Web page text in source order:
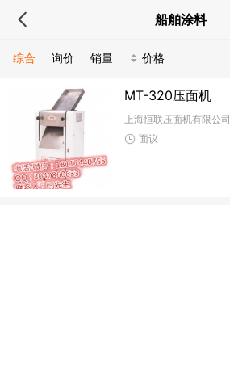
船舶涂料
综合 询价 销量 价格
MT-320压面机
上海恒联压面机有限公司
面议